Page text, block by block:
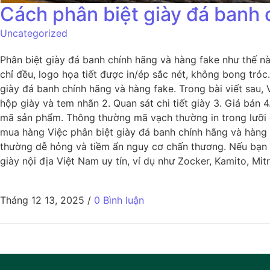
Cách phân biệt giày đá banh
Uncategorized
Phân biệt giày đá banh chính hãng và hàng fake như thế
chỉ đều, logo họa tiết được in/ép sắc nét, không bong
giày đá banh chính hãng và hàng fake. Trong bài viết
hộp giày và tem nhãn 2. Quan sát chi tiết giày 3. Giá bán
mã sản phẩm. Thông thường mã vạch thường in trong
mua hàng Việc phân biệt giày đá banh chính hãng và
thường dễ hỏng và tiềm ẩn nguy cơ chấn thương. Nếu
giày nội địa Việt Nam uy tín, ví dụ như Zocker, Kamito,
Tháng 12 13, 2025 / 0 Bình luận